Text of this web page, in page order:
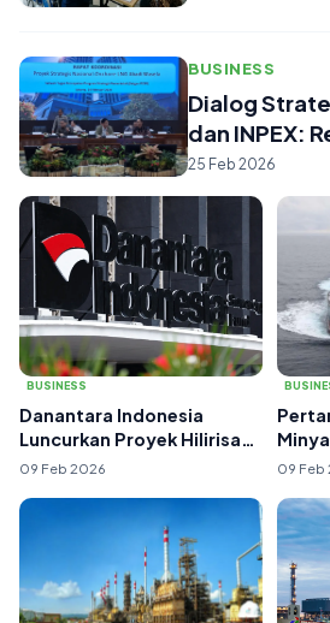
BUSINESS
Dialog
dan INPEX:
Proyek M...
25 Feb 2026
BUSINESS
Danantara Indonesia
Luncurkan Proyek Hilirisasi
US$7 Miliar,...
09 Feb 2026 09 Feb